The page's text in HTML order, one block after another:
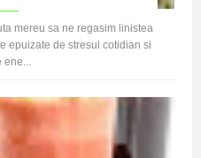
mereu sa ne regasim linistea
epuizate de stresul cotidian si